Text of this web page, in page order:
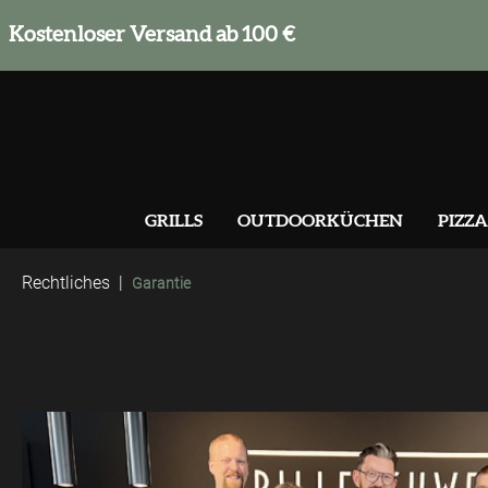
Zur Hauptnavigation springen
Kostenloser Versand ab 100 €
GRILLS OUTDOORKÜCHEN PIZZA
Rechtliches | Garantie